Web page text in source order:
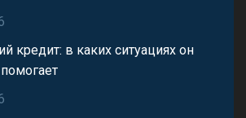
кредит: в каких ситуациях он